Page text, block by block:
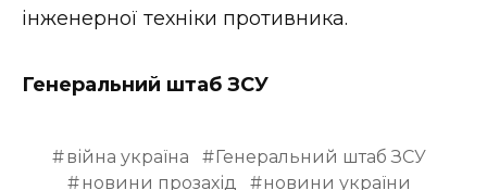
інженерної техніки противника.
Генеральний штаб ЗСУ
війна україна
Генеральний штаб ЗСУ
новини прозахід
новини україни